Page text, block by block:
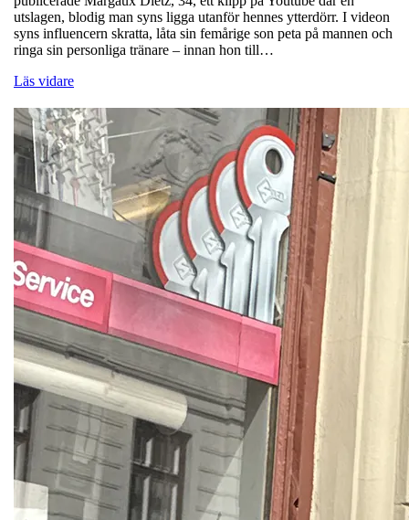
utslagen, blodig man syns ligga utanför hennes ytterdörr. I videon
syns influencern skratta, låta sin femårige son peta på mannen och
ringa sin personliga tränare – innan hon till…
Läs vidare